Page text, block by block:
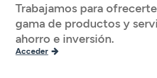
Trabajamos para
gama de productos y
ahorro e inversión.
Acceder